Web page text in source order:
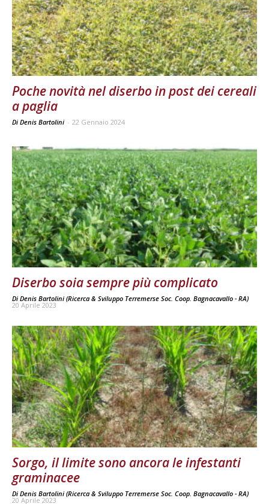
Poche novità nel diserbo in post dei cereali
a paglia
Di Denis Bartolini - 22 Gennaio 2024
Diserbo soia sempre più complicato
Di Denis Bartolini (Ricerca & Sviluppo Terremerse Soc. Coop. Bagnacavallo - RA)
20 Aprile 2023
Sorgo, il limite sono ancora le infestanti
graminacee
Di Denis Bartolini (Ricerca & Sviluppo Terremerse Soc. Coop. Bagnacavallo - RA)
20 Aprile 2023